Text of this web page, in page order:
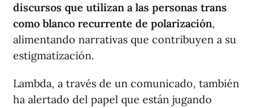
discursos que utilizan a las personas trans
como blanco recurrente de polarización,
alimentando narrativas que contribuyen a su
estigmatización.
Lambda, a través de un comunicado, también
ha alertado del papel que están jugando